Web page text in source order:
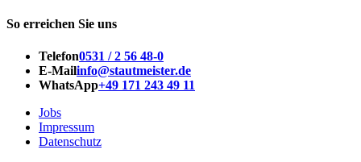
So erreichen Sie uns
Telefon0531 / 2 56 48-0
E-Mailinfo@stautmeister.de
WhatsApp+49 171 243 49 11
Jobs
Impressum
Datenschutz